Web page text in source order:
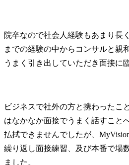
院卒なので社会人経験もあまり長
までの経験の中からコンサルと親
うまく引き出していただき面接に
ビジネスで社外の方と携わったこ
はなかなか面接でうまく話すこと
払拭できませんでしたが、
繰り返し面接練習、及び本番で場
ました。